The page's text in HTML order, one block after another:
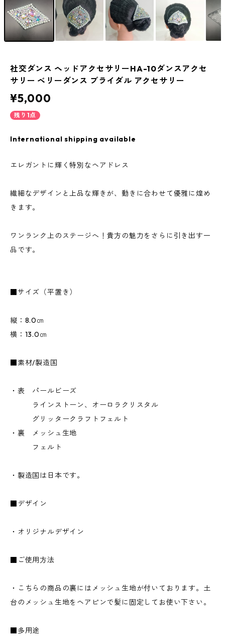
社交ダンス ヘッドアクセサリーHA-10ダンスアクセ
サリー ベリーダンス ブライダル アクセサリー
¥5,000
残り1点
International shipping available
エレガントに輝く特別なヘアドレス
繊細なデザインと上品な輝きが、動きに合わせて優雅に煌め
きます。
ワンランク上のステージへ！貴方の魅力をさらに引き出す一
品です。
■サイズ（平置き）
縦：8.0㎝
横：13.0㎝
■素材/製造国
・表 パールビーズ
ラインストーン、オーロラクリスタル
グリッタークラフトフェルト
・裏 メッシュ生地
フェルト
・製造国は日本です。
■デザイン
・オリジナルデザイン
■ご使用方法
・こちらの商品の裏にはメッシュ生地が付いております。土
台のメッシュ生地をヘアピンで髪に固定してお使い下さい。
■多用途